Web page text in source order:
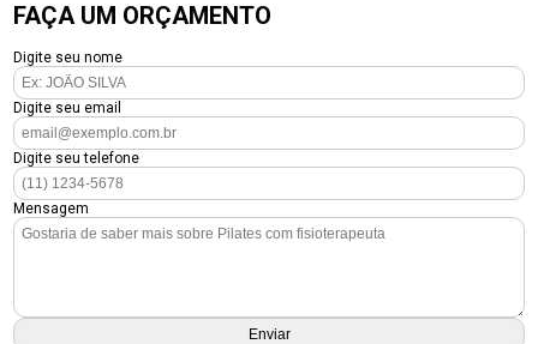
FAÇA UM ORÇAMENTO
Digite seu nome
Digite seu email
Digite seu telefone
Mensagem